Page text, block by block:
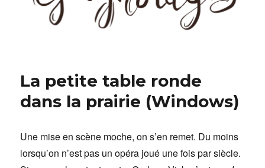
La petite table ronde
dans la prairie (Windows)
Une mise en scène moche, on s’en remet. Du moins
lorsqu’on n’est pas un opéra joué une fois par siècle.